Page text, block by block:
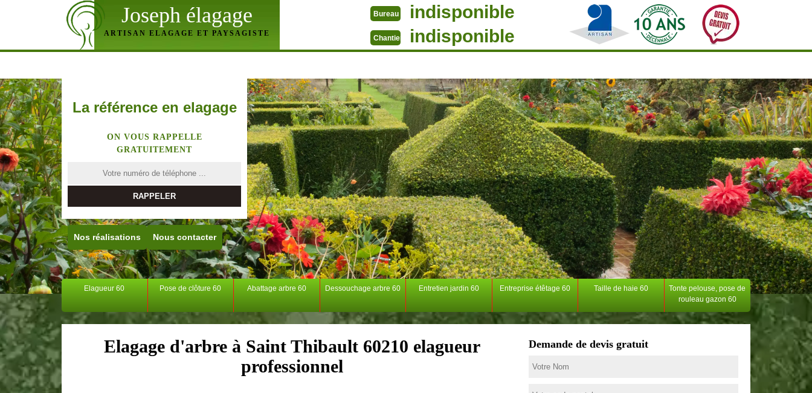
Joseph élagage
ARTISAN ELAGAGE ET PAYSAGISTE
Bureau indisponible
Chantier indisponible
La référence en elagage
ON VOUS RAPPELLE
GRATUITEMENT
Nos réalisations Nous contacter
Elagueur 60 Pose de clôture 60 Abattage arbre 60 Dessouchage arbre 60 Entretien jardin 60 Entreprise étêtage 60 Taille de haie 60
Tonte pelouse, pose de
rouleau gazon 60
Elagage d'arbre à Saint Thibault 60210 elagueur
professionnel
Demande de devis gratuit